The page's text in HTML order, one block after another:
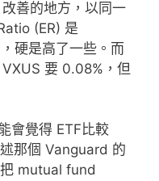
善的地方，以同一
(ER) 是
硬是高了一些。而
要 0.08%，但
會覺得 ETF比較
那個 Vanguard 的
mutual fund